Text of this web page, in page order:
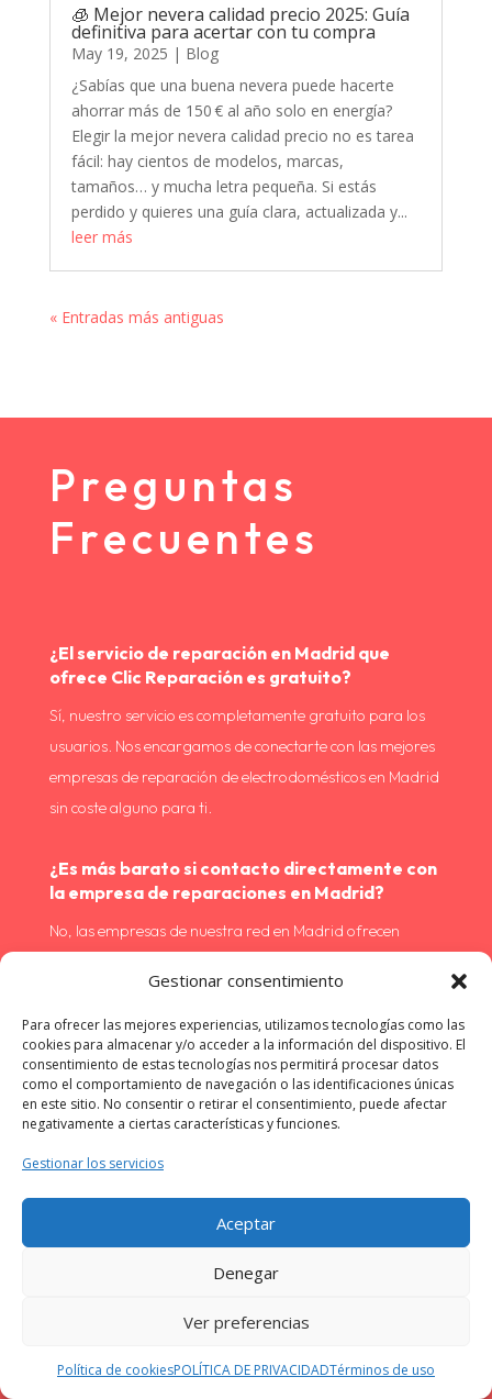
Gestionar consentimiento
Para ofrecer las mejores experiencias, utilizamos tecnologías como las
cookies para almacenar y/o acceder a la información del dispositivo. El
consentimiento de estas tecnologías nos permitirá procesar datos
como el comportamiento de navegación o las identificaciones únicas
en este sitio. No consentir o retirar el consentimiento, puede afectar
negativamente a ciertas características y funciones.
Gestionar los servicios
Aceptar
Denegar
Ver preferencias
Política de cookiesPOLÍTICA DE PRIVACIDADTérminos de uso
🧊 Mejor nevera calidad precio 2025: Guía
definitiva para acertar con tu compra
May 19, 2025 | Blog
¿Sabías que una buena nevera puede hacerte
ahorrar más de 150 € al año solo en energía?
Elegir la mejor nevera calidad precio no es tarea
fácil: hay cientos de modelos, marcas,
tamaños… y mucha letra pequeña. Si estás
perdido y quieres una guía clara, actualizada y...
leer más
« Entradas más antiguas
Preguntas
Frecuentes
¿El servicio de reparación en Madrid que
ofrece Clic Reparación es gratuito?
Sí, nuestro servicio es completamente gratuito para los
usuarios. Nos encargamos de conectarte con las mejores
empresas de reparación de electrodomésticos en Madrid
sin coste alguno para ti.
¿Es más barato si contacto directamente con
la empresa de reparaciones en Madrid?
No, las empresas de nuestra red en Madrid ofrecen
exclusivas para nuestros clientes. Además, te beneficias
de la seguridad y la calidad garantizadas por nuestra
selección de proveedores.
¿Quién responde en caso de problemas con la
reparación de mi electrodoméstico?
Si surge algún problema con la reparación, puedes
servicio como con nuestro equipo de atención al cliente.
Estamos aquí para ayudarte a resolver cualquier